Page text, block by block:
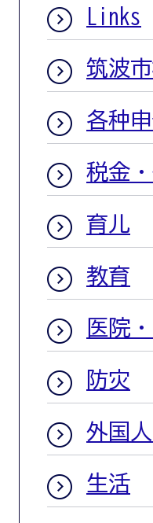
Links
筑波
各种
税金
育儿
教育
医院
防灾
外国
生活